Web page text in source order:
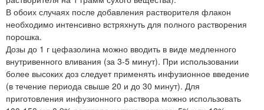
В обоих случаях после добавления растворителя флакон
необходимо интенсивно встряхнуть для полного растворения
порошка.
Дозы до 1 г цефазолина можно вводить в виде медленного
внутривенного вливания (за 3-5 минут). При использовании
более высоких доз следует применять инфузионное введение
(в течение периода свыше 20 и до 30 минут). Для
приготовления инфузионного раствора можно использовать